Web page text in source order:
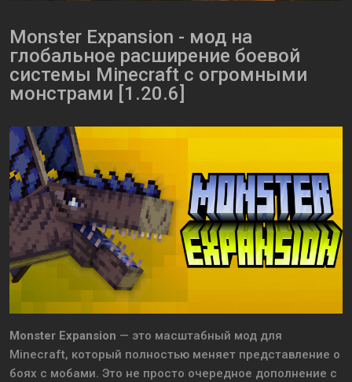
Monster Expansion - мод на
глобальное расширение боевой
системы Minecraft с огромными
монстрами [1.20.6]
Monster Expansion — это масштабный мод для
Minecraft, который полностью меняет представление о
боях с мобами. Это не просто очередное дополнение с